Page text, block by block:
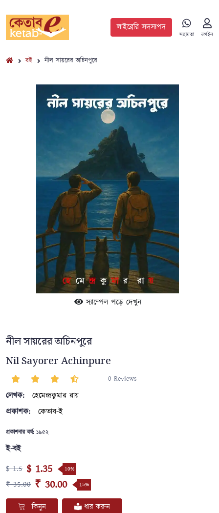
লাইব্রেরি সদস্যপদ
সহায়তা লগইন
বই নীল সায়রের অচিনপুরে
স্যাম্পেল পড়ে দেখুন
নীল সায়রের অচিনপুরে
Nil Sayorer Achinpure
0 Reviews
লেখক:
হেমেন্দ্রকুমার রায়
প্রকাশক:
কেতাব-ই
প্রকাশনার বর্ষ: ১৯৫২
ই-বই
$ 1.5 $ 1.35 10%
₹ 35.00 ₹ 30.00 15%
কিনুন ধার করুন